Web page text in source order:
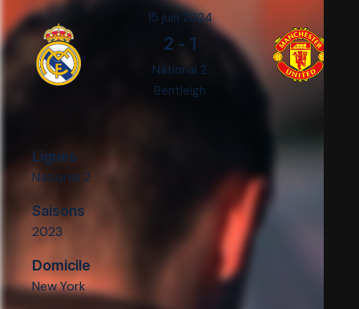
15 juin 2024
2 - 1
National 2
Bentleigh
Ligues
National 2
Saisons
2023
Domicile
New York